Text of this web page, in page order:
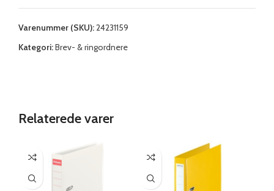
Varenummer (SKU):24231159
Kategori:Brev- & ringordnere
Relaterede varer